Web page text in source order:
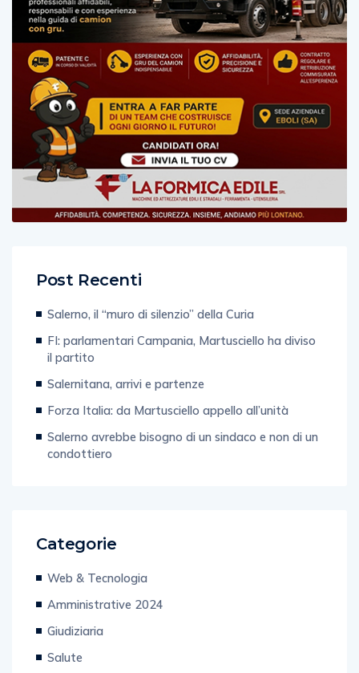
Post Recenti
Salerno, il “muro di silenzio” della Curia
FI: parlamentari Campania, Martusciello ha diviso
il partito
Salernitana, arrivi e partenze
Forza Italia: da Martusciello appello all’unità
Salerno avrebbe bisogno di un sindaco e non di un
condottiero
Categorie
Web & Tecnologia
Amministrative 2024
Giudiziaria
Salute